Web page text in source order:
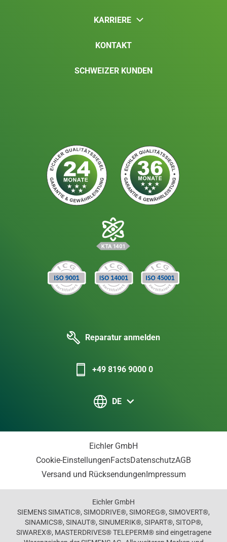
KARRIERE
KONTAKT
SCHWEIZER KUNDEN
Reparatur anmelden
+49 8196 9000 0
DE
Eichler GmbH
Cookie-EinstellungenFactsDatenschutzAGB
Versand und RücksendungenImpressum
Eichler GmbH
SIEMENS SIMATIC®, SIMODRIVE®, SIMOREG®, SIMOVERT®,
SINAMICS®, SINAUT®, SINUMERIK®, SIPART®, SITOP®,
SIWAREX®, MASTERDRIVES® TELEPERM® sind eingetragene